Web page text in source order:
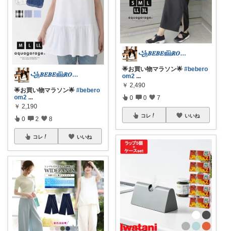
꧁𝑩𝑬𝑩𝑬𓊝𝑹𝑶𝑶𝑴꧂
🌟お買い物マラソン🌟 #bebero
om2 ...
￥ 2,190
0 2 8
コレ いいね
꧁𝑩𝑬𝑩𝑬𓊝𝑹𝑶𝑶𝑴꧂
🌟お買い物マラソン🌟 #bebero
om2 ...
￥ 2,490
0 0 7
コレ いいね